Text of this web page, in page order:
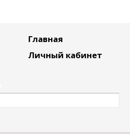
Главная
Личный кабинет